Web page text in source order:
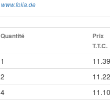
www.folia.de
Quantité
Prix
T.T.C.
1 11.39
2 11.22
4 11.10